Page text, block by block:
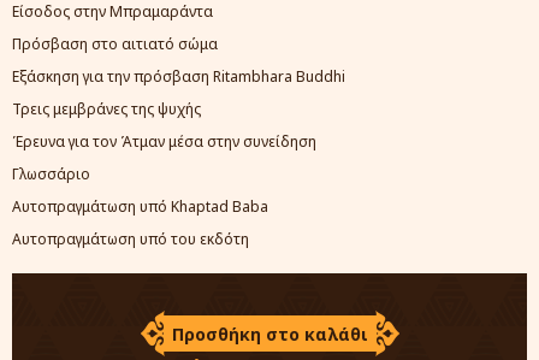
Είσοδος στην Μπραμαράντα
Πρόσβαση στο αιτιατό σώμα
Εξάσκηση για την πρόσβαση Ritambhara Buddhi
Τρεις μεμβράνες της ψυχής
Έρευνα για τον Άτμαν μέσα στην συνείδηση
Γλωσσάριο
Αυτοπραγμάτωση υπό Khaptad Baba
Αυτοπραγμάτωση υπό του εκδότη
Προσθήκη στο καλάθι